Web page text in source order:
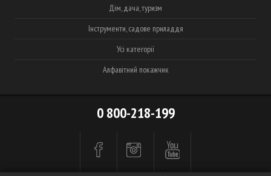
Дім, дача, туризм
Інструменти, садове приладдя
Усі категорії
Алфавітний покажчик
0 800-218-199